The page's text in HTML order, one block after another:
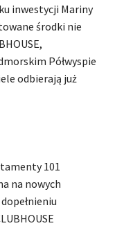
inwestycji Mariny
środki nie
Półwyspie
odbierają już
101
na nowych